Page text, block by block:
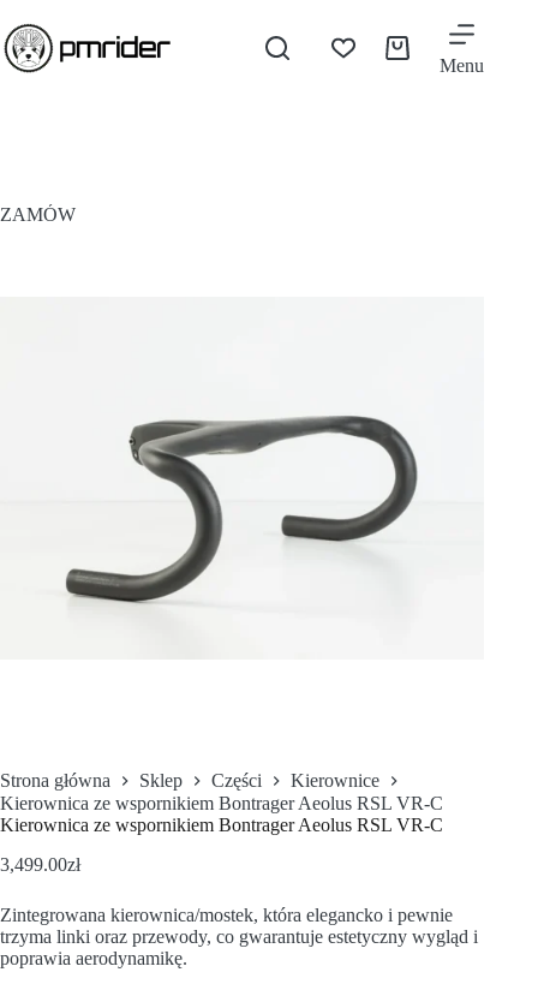
Menu
ZAMÓW
Strona główna Sklep Części
Kierownice
Kierownica ze wspornikiem Bontrager Aeolus RSL VR-C
Kierownica ze wspornikiem Bontrager Aeolus RSL VR-C
3,499.00zł
Zintegrowana kierownica/mostek, która elegancko i pewnie
trzyma linki oraz przewody, co gwarantuje estetyczny wygląd i
poprawia aerodynamikę.